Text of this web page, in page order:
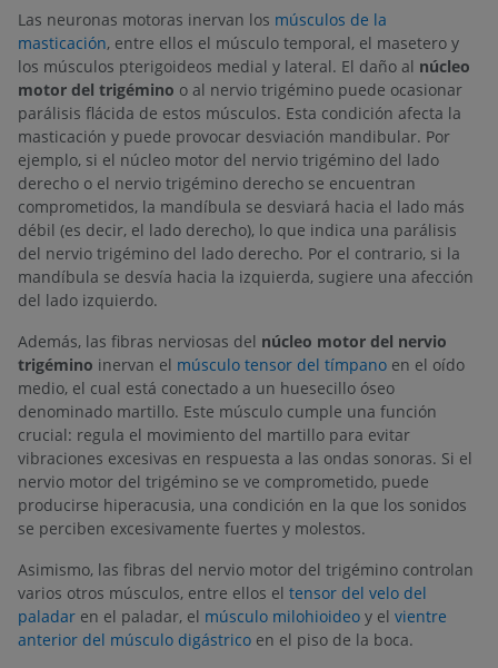
Las neuronas motoras inervan los músculos de la
masticación, entre ellos el músculo temporal, el masetero y
los músculos pterigoideos medial y lateral. El daño al núcleo
motor del trigémino o al nervio trigémino puede ocasionar
parálisis flácida de estos músculos. Esta condición afecta la
masticación y puede provocar desviación mandibular. Por
ejemplo, si el núcleo motor del nervio trigémino del lado
derecho o el nervio trigémino derecho se encuentran
comprometidos, la mandíbula se desviará hacia el lado más
débil (es decir, el lado derecho), lo que indica una parálisis
del nervio trigémino del lado derecho. Por el contrario, si la
mandíbula se desvía hacia la izquierda, sugiere una afección
del lado izquierdo.
Además, las fibras nerviosas del núcleo motor del nervio
trigémino inervan el músculo tensor del tímpano en el oído
medio, el cual está conectado a un huesecillo óseo
denominado martillo. Este músculo cumple una función
crucial: regula el movimiento del martillo para evitar
vibraciones excesivas en respuesta a las ondas sonoras. Si el
nervio motor del trigémino se ve comprometido, puede
producirse hiperacusia, una condición en la que los sonidos
se perciben excesivamente fuertes y molestos.
Asimismo, las fibras del nervio motor del trigémino controlan
varios otros músculos, entre ellos el tensor del velo del
paladar en el paladar, el músculo milohioideo y el vientre
anterior del músculo digástrico en el piso de la boca.